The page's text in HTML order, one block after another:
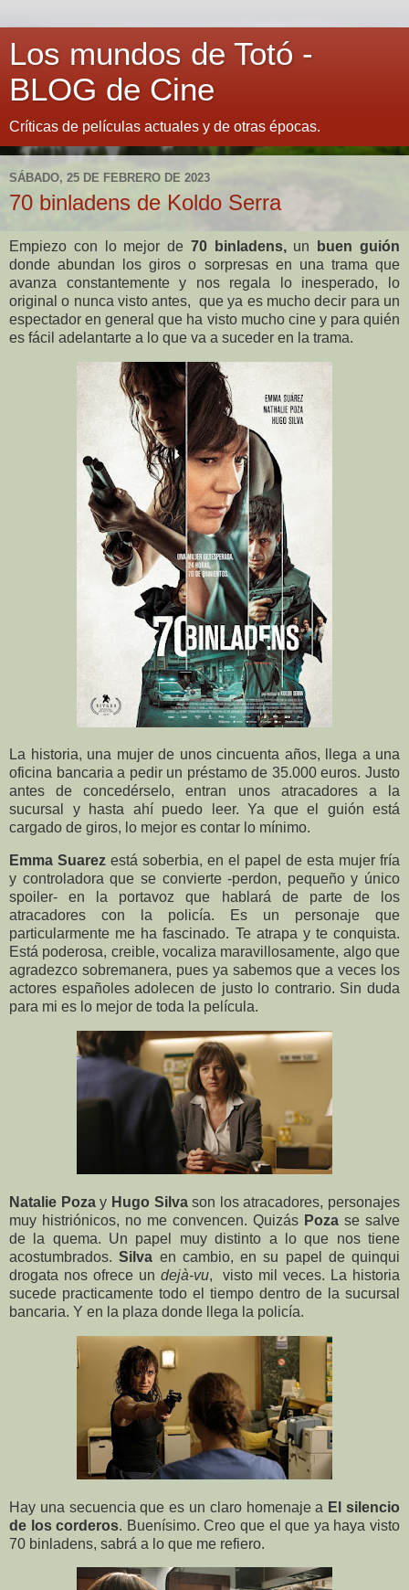
Los mundos de Totó -
BLOG de Cine
Críticas de películas actuales y de otras épocas.
SÁBADO, 25 DE FEBRERO DE 2023
70 binladens de Koldo Serra
Empiezo con lo mejor de 70 binladens, un
buen guión
donde abundan los giros o sorpresas en una trama que
avanza constantemente y nos regala lo inesperado, lo
original o nunca visto antes, que ya es mucho decir para un
espectador en general que ha visto mucho cine y para quién
es fácil adelantarte a lo que va a suceder en la trama.
La historia, una mujer de unos cincuenta años, llega a una
oficina bancaria a pedir un préstamo de 35.000 euros. Justo
antes de concedérselo, entran unos atracadores a la
sucursal y hasta ahí puedo leer. Ya que el guión está
cargado de giros, lo mejor es contar lo mínimo.
Emma Suarez está soberbia, en el papel de esta mujer fría
y controladora que se convierte -perdon, pequeño y único
spoiler- en la portavoz que hablará de parte de los
atracadores con la policía. Es un personaje que
particularmente me ha fascinado. Te atrapa y te conquista.
Está poderosa, creible, vocaliza maravillosamente, algo que
agradezco sobremanera, pues ya sabemos que a veces los
actores españoles adolecen de justo lo contrario. Sin duda
para mi es lo mejor de toda la película.
Natalie Pozay Hugo Silvason los atracadores, personajes
muy histriónicos, no me convencen. Quizás Poza se salve
de la quema. Un papel muy distinto a lo que nos tiene
acostumbrados.Silva en cambio, en su papel de quinqui
drogata nos ofrece un dejà-vu, visto mil veces. La historia
sucede practicamente todo el tiempo dentro de la sucursal
bancaria. Y en la plaza donde llega la policía.
Hay una secuencia que es un claro homenaje a El silencio
de los corderos. Buenísimo. Creo que el que ya haya visto
70 binladens, sabrá a lo que me refiero.